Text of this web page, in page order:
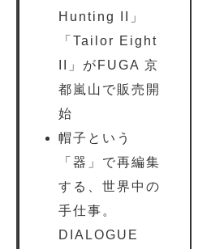
Hunting II」
「Tailor Eight
II」がFUGA 京
都嵐山で販売開
始
帽子という
「器」で再編集
する、世界中の
手仕事。
DIALOGUE